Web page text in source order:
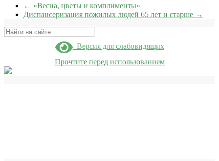
← «Весна, цветы и комплименты»
Диспансеризация пожилых людей 65 лет и старше →
Поиск
Версия для слабовидящих
Прочтите перед использованием